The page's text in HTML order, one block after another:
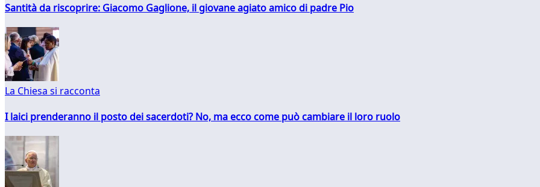
Santità da riscoprire: Giacomo Gaglione, il giovane agiato amico di padre Pio
La Chiesa si racconta
I laici prenderanno il posto dei sacerdoti? No, ma ecco come può cambiare il loro ruolo